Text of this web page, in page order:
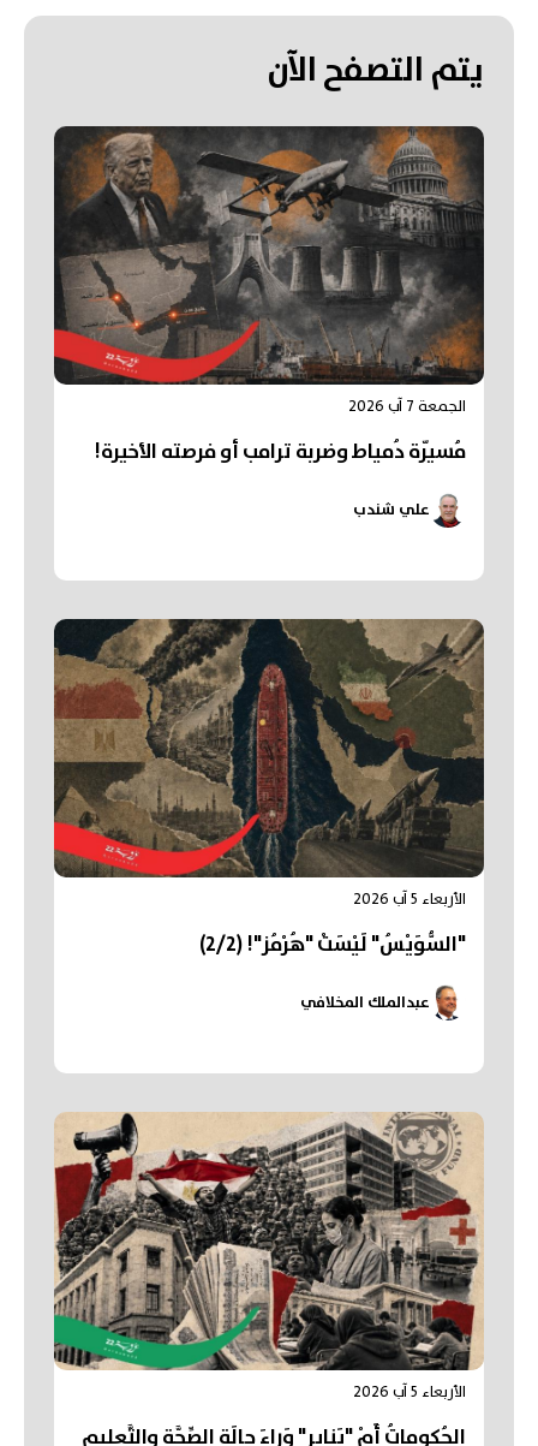
يتم التصفح الآن
الجمعة 7 آب 2026
مُسيّرة دُمياط وضربة ترامب أو فرصته الأخيرة!
علي شندب
الأربعاء 5 آب 2026
"السُّوَيْسُ" لَيْسَتْ "هُرْمُز"! (2/2)
عبدالملك المخلافي
الأربعاء 5 آب 2026
الحُكوماتُ أَمْ "يَنايِر" وَراءَ حالَةِ الصِّحَّةِ والتَّعليمِ